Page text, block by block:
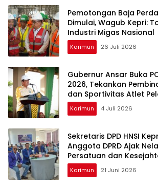
Pemotongan Baja
Dimulai, Wagub Kepri:
Industri Migas Nasional
Karimun 26 Juli 2026
Gubernur Ansar Buka
2026, Tekankan
dan Sportivitas Atlet
Karimun 4 Juli 2026
Sekretaris DPD HNSI
Anggota DPRD Ajak
Persatuan dan
Karimun 21 Juni 2026